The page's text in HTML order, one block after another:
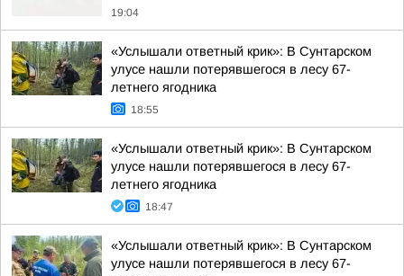
19:04
«Услышали ответный крик»: В Сунтарском
улусе нашли потерявшегося в лесу 67-
летнего ягодника
18:55
«Услышали ответный крик»: В Сунтарском
улусе нашли потерявшегося в лесу 67-
летнего ягодника
18:47
«Услышали ответный крик»: В Сунтарском
улусе нашли потерявшегося в лесу 67-